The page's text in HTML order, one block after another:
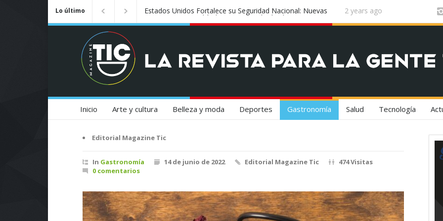
Lo último Badalona se convierte en el epicentro de la innovación ¡Vuela Conectado! United Airlines
Experiencia de Viaje
2 years ago
Inicio Arte y cultura Belleza y moda Deportes Gastronomía Salud Tecnología
Editorial Magazine Tic
In Gastronomía 14 de junio de 2022 Editorial Magazine Tic
474 Visitas
0 comentarios